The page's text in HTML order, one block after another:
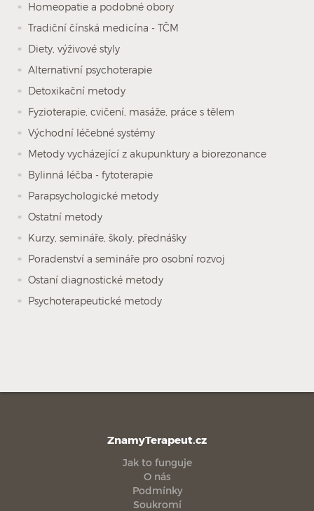
Homeopatie a podobné obory
Tradiční čínská medicína - TČM
Diety, výživové styly
Alternativní psychoterapie
Detoxikační metody
Fyzioterapie, cvičení, masáže, práce s tělem
Východní léčebné systémy
Metody vycházející z akupunktury a biorezonance
Bylinná léčba - fytoterapie
Parapsychologické metody
Ostatní metody
Kurzy, semináře, školy, přednášky
Poradenství a semináře pro osobní rozvoj
Ostaní diagnostické metody
Psychoterapeutické metody
ZnamyTerapeut.cz
Jak to funguje
O nás
Podmínky
Soukromí